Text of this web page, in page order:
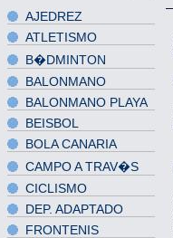
AJEDREZ
ATLETISMO
B�DMINTON
BALONMANO
BALONMANO PLAYA
BEISBOL
BOLA CANARIA
CAMPO A TRAV�S
CICLISMO
DEP. ADAPTADO
FRONTENIS